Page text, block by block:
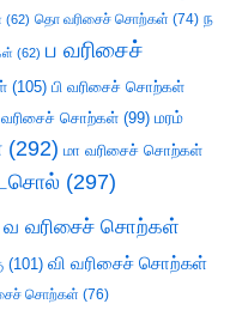
(62) தொ வரிசைச் சொற்கள் (74) ந
(62) ப வரிசைச்
(105) பி வரிசைச் சொற்கள்
சொற்கள் (99) மரம்
(292) மா வரிசைச் சொற்கள்
(297)
வ வரிசைச் சொற்கள்
(101) வி வரிசைச் சொற்கள்
சொற்கள் (76)